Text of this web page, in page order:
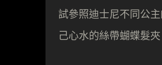
試參照迪士尼不同公
己心水的絲帶蝴蝶髮夾